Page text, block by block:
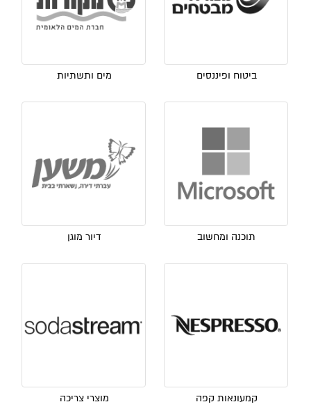
ביטוח ופיננסים מים ותשתיות
תוכנה ומחשוב דיור מוגן
קמעונאות קפה מוצרי צריכה